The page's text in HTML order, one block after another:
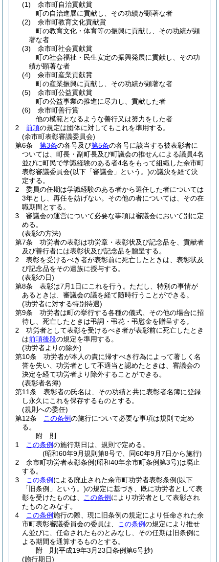
(1)
余市町自治貢献賞
町の自治進展に貢献し、その功績が顕著な者
(2)
余市町教育文化貢献賞
町の教育文化・体育等の振興に貢献し、その功績が顕
著な者
(3)
余市町社会貢献賞
町の社会福祉・民生安定の振興発展に貢献し、その功
績が顕著な者
(4)
余市町産業貢献賞
町の産業振興に貢献し、その功績が顕著な者
(5)
余市町公益貢献賞
町の公益事業の推進に尽力し、貢献した者
(6)
余市町善行賞
他の模範となるような善行又は努力をした者
2
前項の規定は団体に対してもこれを準用する。
(余市町表彰審議委員会)
第6条
第3条の各号及び第5条の各号に該当する被表彰者に
ついては、町長・副町長及び町議会の推せんによる議員4名
並びに町民で学識経験のある者4名をもって組織した余市町
表彰審議委員会(以下「審議会」という。)の議決を経て決
定する。
2
委員の任期は学識経験のある者から選任した者については
3年とし、再任を妨げない。 その他の者については、その在
職期間とする。
3
審議会の運営について必要な事項は審議会において別に定
める。
(表彰の方法)
第7条
功労者の表彰は功労章・表彰状及び記念品を、貢献者
及び善行者には表彰状及び記念品を贈呈する。
2
表彰を受けるべき者が表彰前に死亡したときは、表彰状及
び記念品をその遺族に授与する。
(表彰の日)
第8条
表彰は7月1日にこれを行う。 ただし、特別の事情が
あるときは、審議会の議を経て随時行うことができる。
(功労者に対する特別待遇)
第9条
功労者は町の挙行する各種の儀式、その他の場合に招
待し、死亡したときは弔詞・弔花・弔慰金を贈呈する。
2
功労者として表彰を受けるべき者が表彰前に死亡したとき
は前項後段の規定を準用する。
(功労者よりの除外)
第10条
功労者が本人の責に帰すべき行為によって著しく名
誉を失い、功労者として不適当と認めたときは、審議会の
決定を経て功労者より除外することができる。
(表彰者名簿)
第11条
表彰者の氏名は、その功績と共に表彰者名簿に登録
し永久にこれを保存するものとする。
(規則への委任)
第12条
この条例の施行について必要な事項は規則で定め
る。
附 則
1
この条例の施行期日は、規則で定める。
(昭和60年9月規則第8号で、同60年9月7日から施行)
2
余市町功労者表彰条例(昭和40年余市町条例第3号)は廃止
する。
3
この条例 による廃止された余市町功労者表彰条例(以下
「旧条例」という。)の規定に基づき、既に功労者として表
彰を受けたものは、
この条例 により功労者として表彰され
たものとみなす。
4
この条例施行の際、現に旧条例の規定により任命された余
市町表彰審議委員会の委員は、
この条例の規定により推せ
ん並びに、任命されたものとみなし、その任期は旧条例に
よる期間を通算するものとする。
附 則(平成19年3月23日条例第6号抄)
(施行期日)